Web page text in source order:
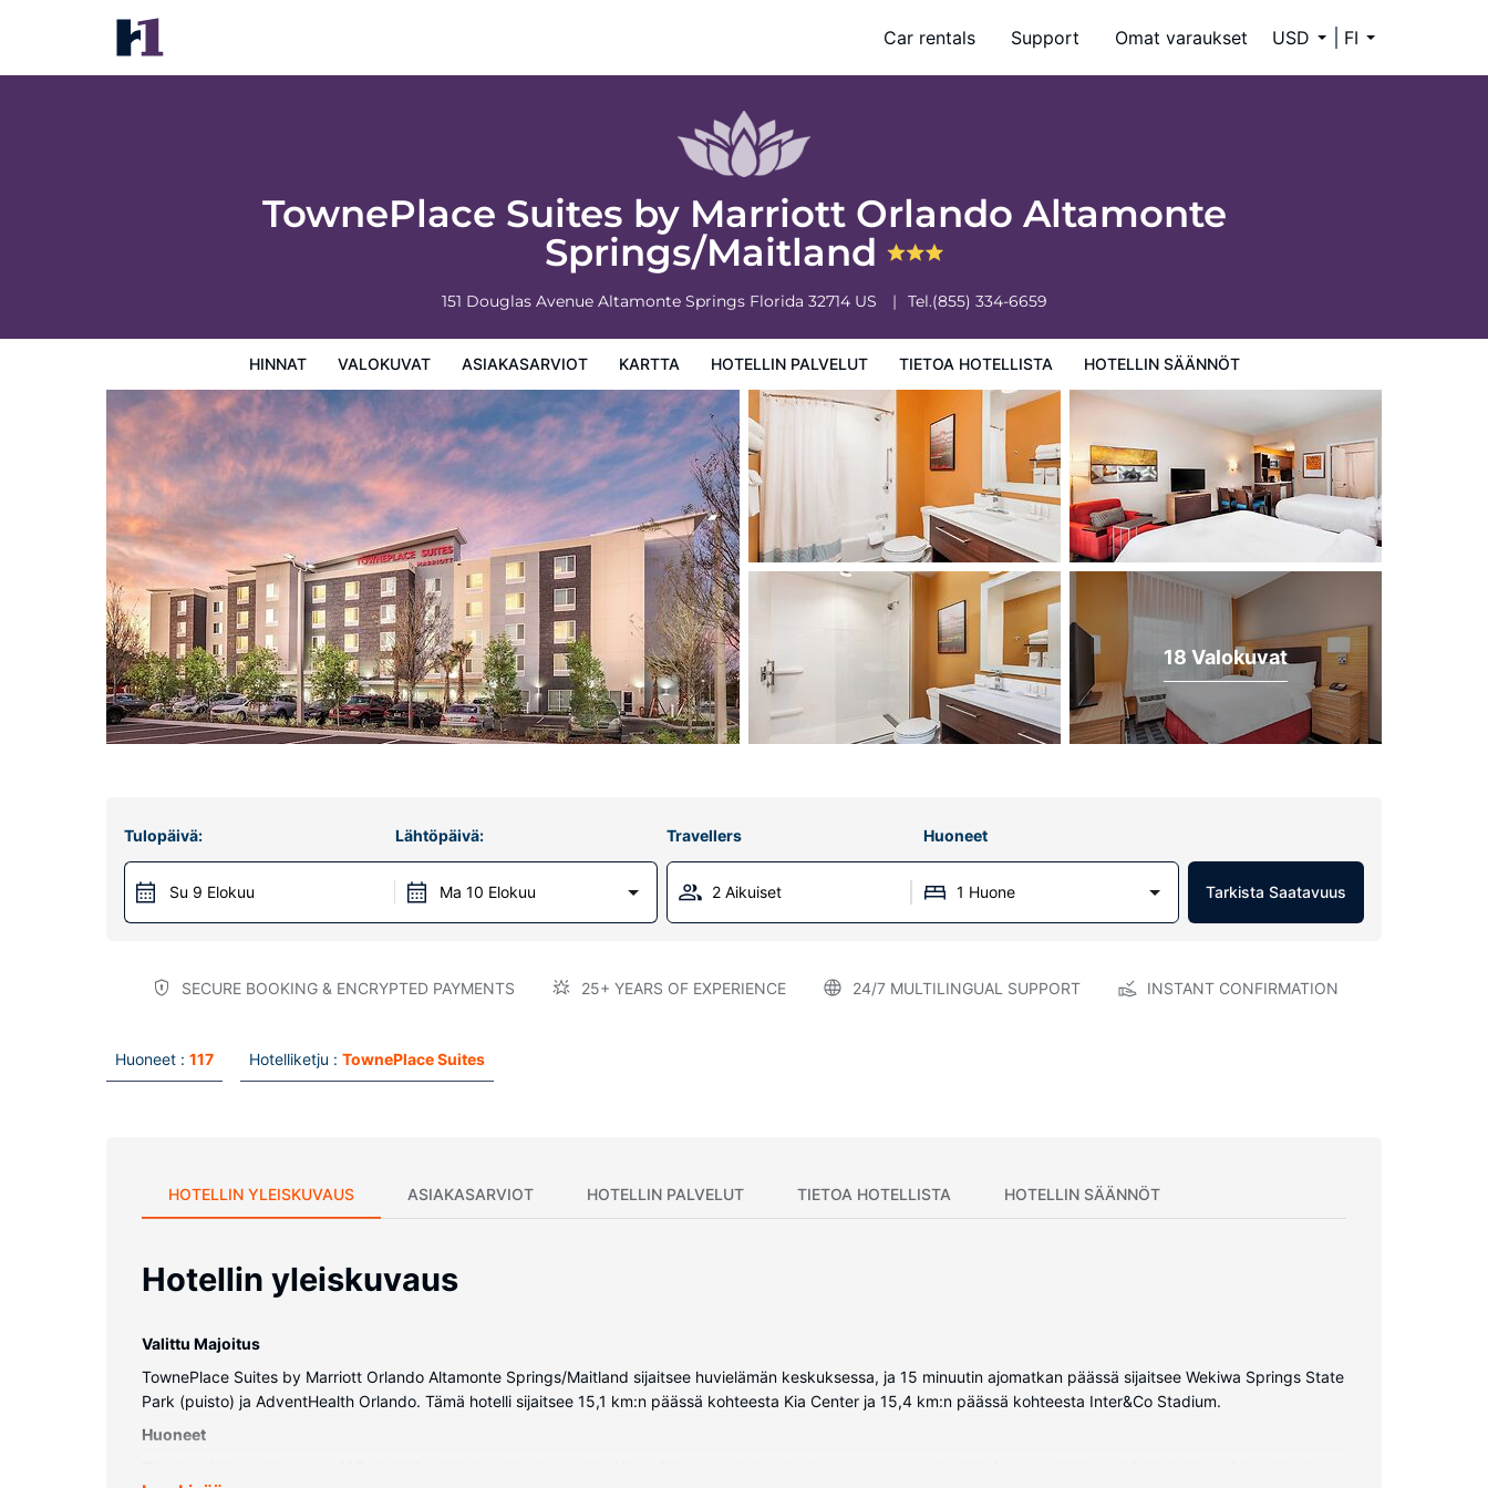
Car rentals Support Omat varaukset USD FI
TownePlace Suites by Marriott Orlando Altamonte
Springs/Maitland
151 Douglas Avenue Altamonte Springs Florida 32714 US Tel.(855) 334-6659
HINNAT VALOKUVAT ASIAKASARVIOT KARTTA HOTELLIN PALVELUT TIETOA HOTELLISTA HOTELLIN SÄÄNNÖT
TownePlace Suites by Marriott Orlando Altamonte Springs/Maitland
Hinnat
18 Valokuvat
Tulopäivä:
Su 9 Elokuu
Lähtöpäivä:
Ma 10 Elokuu
Travellers Huoneet
2 Aikuiset 1 Huone Tarkista Saatavuus
SECURE BOOKING & ENCRYPTED PAYMENTS 25+ YEARS OF EXPERIENCE 24/7 MULTILINGUAL SUPPORT INSTANT CONFIRMATION
Huoneet : 117 Hotelliketju : TownePlace Suites
HOTELLIN YLEISKUVAUS ASIAKASARVIOT HOTELLIN PALVELUT TIETOA HOTELLISTA HOTELLIN SÄÄNNÖT
Hotellin yleiskuvaus
Valittu Majoitus
TownePlace Suites by Marriott Orlando Altamonte Springs/Maitland sijaitsee huvielämän keskuksessa, ja 15 minuutin ajomatkan päässä sijaitsee Wekiwa Springs State
Park (puisto) ja AdventHealth Orlando. Tämä hotelli sijaitsee 15,1 km:n päässä kohteesta Kia Center ja 15,4 km:n päässä kohteesta Inter&Co Stadium.
Huoneet